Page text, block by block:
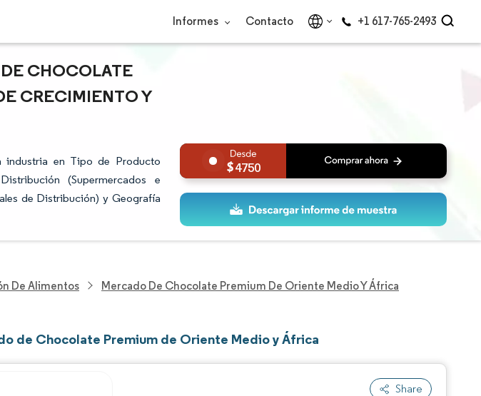
Informes Contacto +1 617-765-2493
CHOCOLATE
CRECIMIENTO Y
industria en Tipo de Producto
(Supermercados e
de Distribución) y Geografía
4750
De Alimentos Mercado De Chocolate Premium De Oriente Medio Y África
de Chocolate Premium de Oriente Medio y África
Share